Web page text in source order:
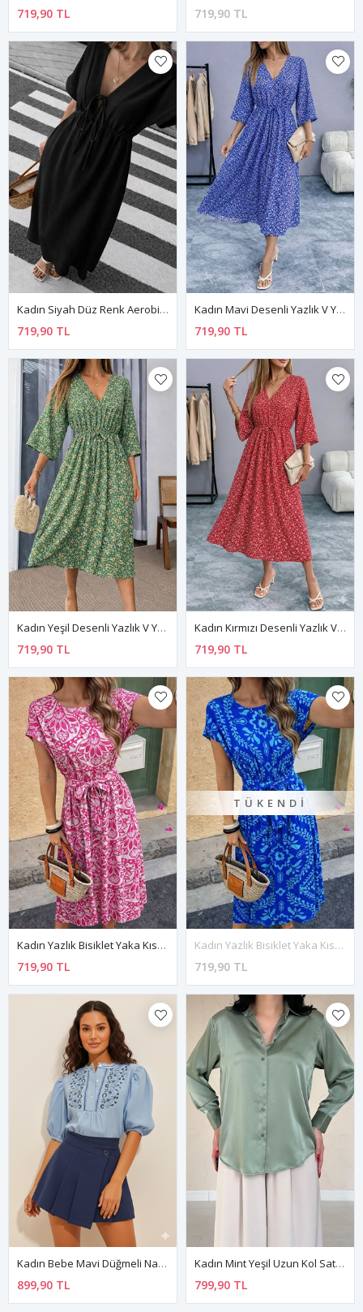
719,90 TL 719,90 TL
Kadın Siyah Düz Renk Aerobin Kumaş Yazlık V Yaka Kısa Kol Beli Lastikli Diz Altı Elbise 10C-2381
719,90 TL
Kadın Mavi Desenli Yazlık V Yaka Kısa Kol Beli Lastikli Diz Altı Elbise 10C-2376
719,90 TL
Kadın Yeşil Desenli Yazlık V Yaka Kısa Kol Beli Lastikli Diz Altı Elbise 10C-2375
719,90 TL
Kadın Kırmızı Desenli Yazlık V Yaka Kısa Kol Beli Lastikli Diz Altı Elbise 10C-2374
719,90 TL
Kadın Yazlık Bisiklet Yaka Kısa Kol Beli Lastikli Kuşaklı Diz Altı Elbise 7E-2371
719,90 TL
TÜKENDI
Kadın Yazlık Bisiklet Yaka Kısa Kol Beli Lastikli Kuşaklı Diz Altı Elbise 7E-2378
719,90 TL
Kadın Bebe Mavi Düğmeli Nakış İşlemeli Balon Kol Poplin Bluz G1-2370
899,90 TL
Kadın Mint Yeşil Uzun Kol Saten Gömlek 18A-6777
799,90 TL